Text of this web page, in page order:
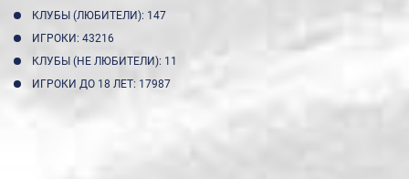
КЛУБЫ (ЛЮБИТЕЛИ): 147
ИГРОКИ: 43216
КЛУБЫ (НЕ ЛЮБИТЕЛИ): 11
ИГРОКИ ДО 18 ЛЕТ: 17987